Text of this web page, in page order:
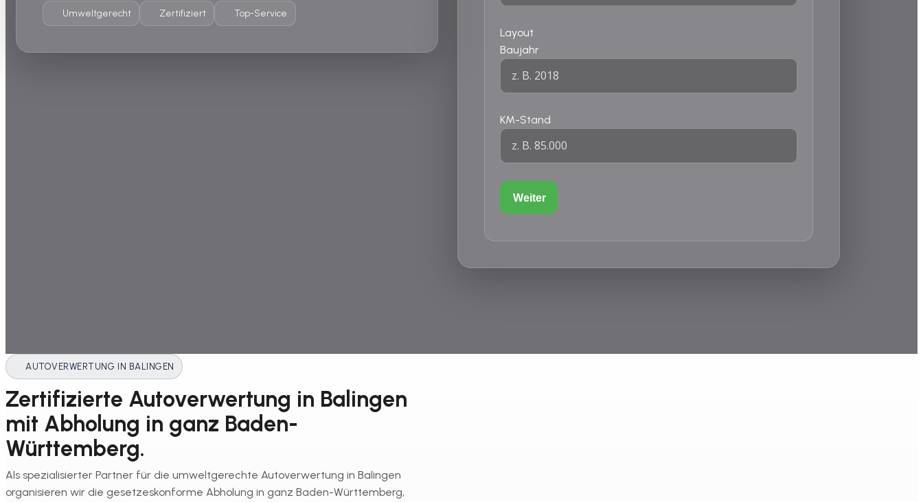
Umweltgerecht Zertifiziert Top-Service
Layout
Baujahr
KM-Stand
Weiter
AUTOVERWERTUNG IN BALINGEN
Zertifizierte Autoverwertung in Balingen
mit Abholung in ganz Baden-
Württemberg.
Als spezialisierter Partner für die umweltgerechte Autoverwertung in Balingen
organisieren wir die gesetzeskonforme Abholung in ganz Baden-Württemberg,